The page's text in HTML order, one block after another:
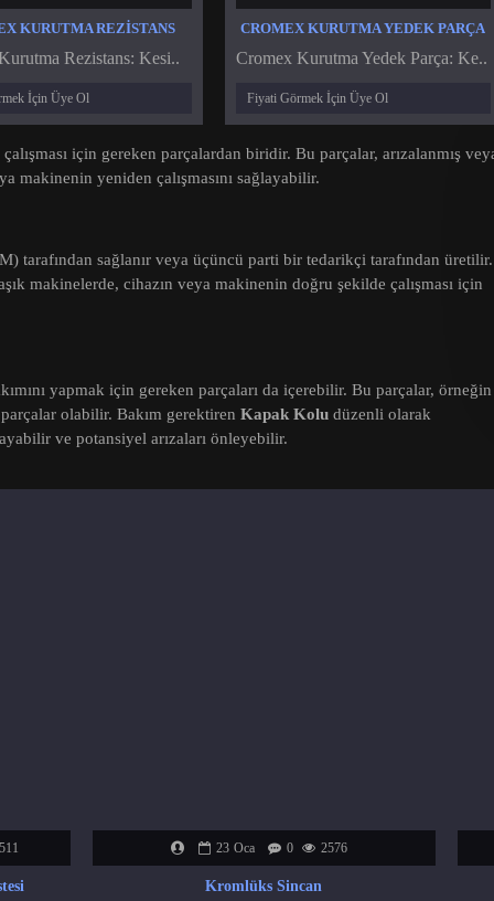
için gereken parçalardan biridir. Bu parçalar, arızalanmış
makinenin yeniden çalışmasını sağlayabilir.
tarafından sağlanır veya üçüncü parti bir tedarikçi tarafından üretilir.
makinelerde, cihazın veya makinenin doğru şekilde çalışması için
yapmak için gereken parçaları da içerebilir. Bu parçalar, örneğin
olabilir. Bakım gerektiren Kapak Kolu düzenli olarak
ve potansiyel arızaları önleyebilir.
KURUTMA REZISTANS
Rezistans: Kesi..
İçin Üye Ol
CROMEX KURUTMA YEDEK PARÇA
Cromex Kurutma Yedek Parça: Ke..
Fiyati Görmek İçin Üye Ol
23 Oca 0 2576
Kromlüks Sincan